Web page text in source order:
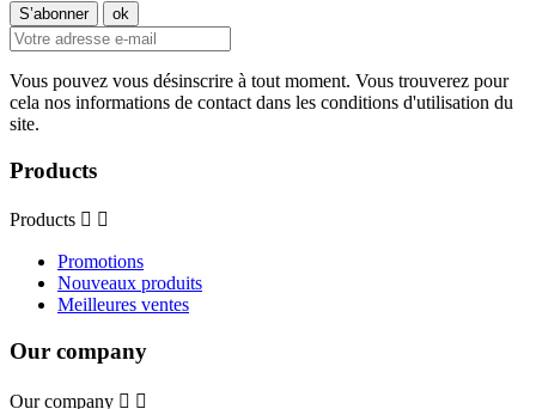
Vous pouvez vous désinscrire à tout moment. Vous trouverez pour
cela nos informations de contact dans les conditions d'utilisation du
site.
Products
Products  
Promotions
Nouveaux produits
Meilleures ventes
Our company
Our company  